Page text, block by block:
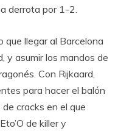
derrota por 1-2.
que llegar al Barcelona
y asumir los mandos de
Con Rijkaard,
para hacer el balón
cracks en el que
de killer y